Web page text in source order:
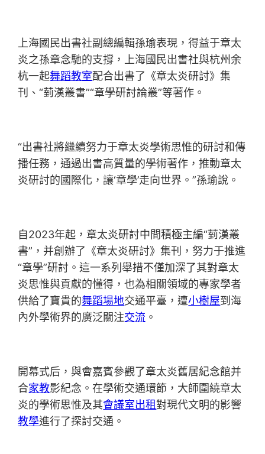
上海國民出書社副總編輯孫瑜表現，得益于章太
炎之孫章念馳的支撐，上海國民出書社與杭州余
杭一起舞蹈教室配合出書了《章太炎研討》集
刊、“菿漢叢書”“章學研討論叢”等著作。
“出書社將繼續努力于章太炎學術思惟的研討和傳
播任務，通過出書高質量的學術著作，推動章太
炎研討的國際化，讓‘章學’走向世界。”孫瑜說。
自2023年起，章太炎研討中間積極主編“菿漢叢
書”，并創辦了《章太炎研討》集刊，努力于推進
“章學”研討。這一系列舉措不僅加深了其對章太
炎思惟與貢獻的懂得，也為相關領域的專家學者
供給了寶貴的舞蹈場地交通平臺，遭小樹屋到海
內外學術界的廣泛關注交流 。
開幕式后，與會嘉賓參觀了章太炎舊居紀念館并
合家教影紀念。在學術交通環節，大師圍繞章太
炎的學術思惟及其會議室出租對現代文明的影響
教學進行了探討交通。